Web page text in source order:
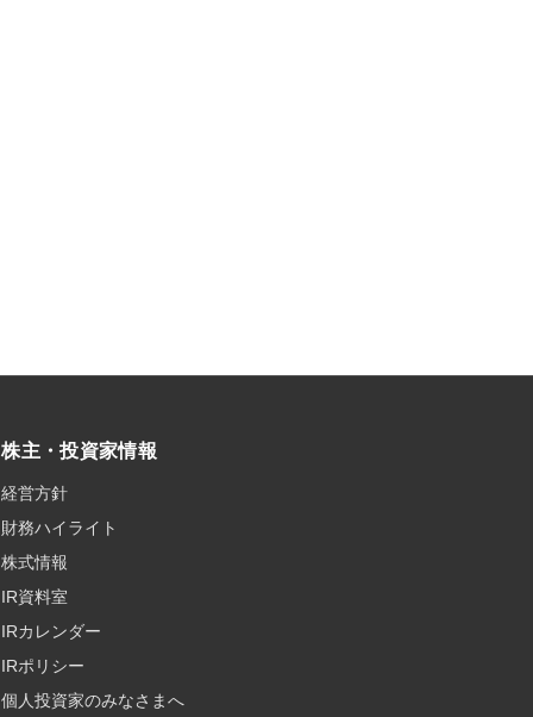
株主・投資家情報
経営方針
財務ハイライト
株式情報
IR資料室
IRカレンダー
IRポリシー
個人投資家のみなさまへ